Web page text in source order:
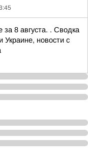
8 августа. . Сводка
новости с